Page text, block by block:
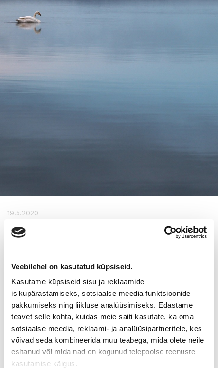
Veebilehel on kasutatud küpsiseid.
Kasutame küpsiseid sisu ja reklaamide
isikupärastamiseks, sotsiaalse meedia funktsioonide
pakkumiseks ning liikluse analüüsimiseks. Edastame
teavet selle kohta, kuidas meie saiti kasutate, ka oma
sotsiaalse meedia, reklaami- ja analüüsipartneritele, kes
võivad seda kombineerida muu teabega, mida olete neile
esitanud või mida nad on kogunud teiepoolse teenuste
kasutamise käigus.
19.5.2020
OMISTAJANVAIHDOSWEBINAARI
KANNATTAA TEHDÄ?
Päivämäärä: 27.5.2020
Aika: 14.00 – 15.30
Paikka: Webinaari
Tilanne yhteiskunnassamme muuttuu koko ajan ja sen vuoksi
järjestämme toukokuun lopulla uuden lähes samansisältöisen
tilaisuuden. Ilmoittaudu ja saat neuvoja mm. siihen, mitä juuri
nyt kannattaa tehdä ja miten yrityskauppaan voi tälläkin